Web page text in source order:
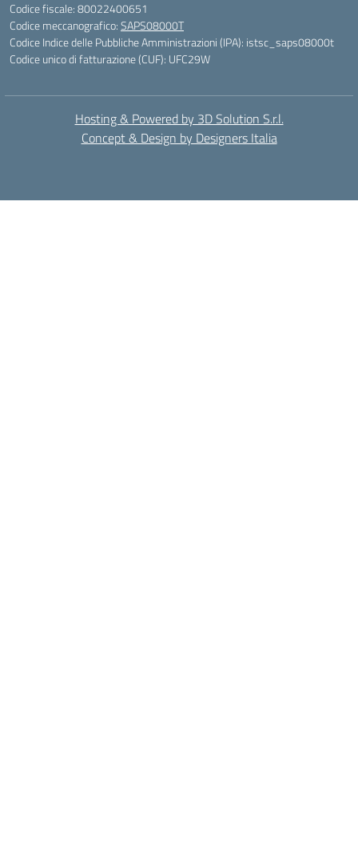
Codice fiscale: 80022400651
Codice meccanografico:SAPS08000T
Codice Indice delle Pubbliche Amministrazioni (IPA): istsc_saps08000t
Codice unico di fatturazione (CUF): UFC29W
Hosting & Powered by 3D Solution S.r.l.
Concept & Design by Designers Italia